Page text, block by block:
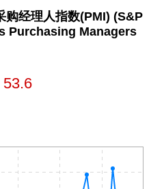
购经理人指数(PMI) (S&P
Purchasing Managers
53.6